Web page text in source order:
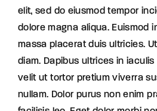
elit, sed do eiusmod tempor
dolore magna aliqua. Euismod
massa placerat duis ultricies.
diam. Dapibus ultrices in
velit ut tortor pretium viverra
nullam. Dolor purus non enim